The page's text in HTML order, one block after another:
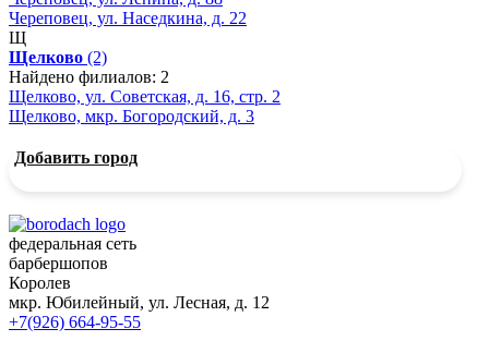
Череповец, ул. Наседкина, д. 22
Щ
Щелково (2)
Найдено филиалов: 2
Щелково, ул. Советская, д. 16, стр. 2
Щелково, мкр. Богородский, д. 3
Добавить город
федеральная сеть
барбершопов
Королев
мкр. Юбилейный, ул. Лесная, д. 12
+7(926) 664-95-55